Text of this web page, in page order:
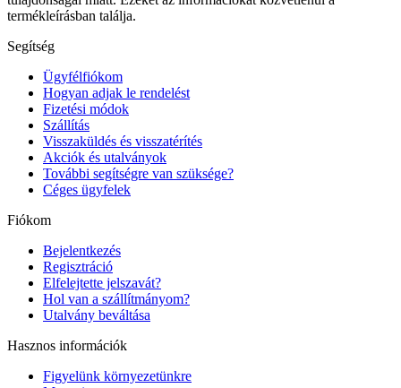
termékleírásban találja.
Segítség
Ügyfélfiókom
Hogyan adjak le rendelést
Fizetési módok
Szállítás
Visszaküldés és visszatérítés
Akciók és utalványok
További segítségre van szüksége?
Céges ügyfelek
Fiókom
Bejelentkezés
Regisztráció
Elfelejtette jelszavát?
Hol van a szállítmányom?
Utalvány beváltása
Hasznos információk
Figyelünk környezetünkre